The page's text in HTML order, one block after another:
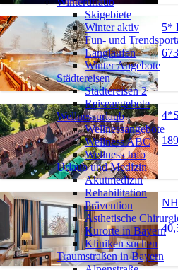
5*
Skigebiete
Winter aktiv
Fun- und
Langlaufen
Winter Angebote
Städtereisen
Städtereisen 2
Reiseangebote
Wellnessurlaub
Wellnessangebote
Wellness ABC
Wellness Info
Urlaub und Medizin
Akutmedizin
Rehabilitation
Prävention
Ästhetische
Kurorte in Bayern
Kliniken suchen
Traumstraßen in Bayern